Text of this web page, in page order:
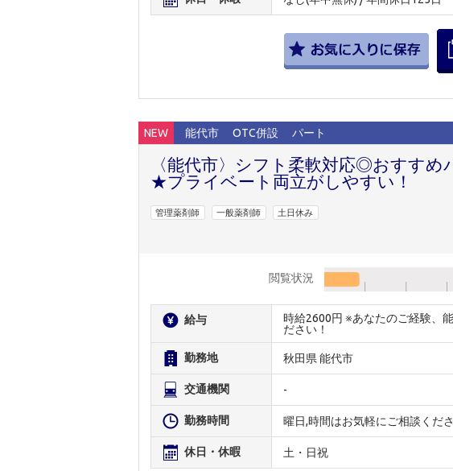
NEW 能代市 OTC併設 パート
〈能代市〉シフト柔軟対応◎おすす
★プライベート両立がしやすい！
管理薬剤師 一般薬剤師 土日休み
閲覧状況
給与
時給2600円 ※あなたのご経験、
ださい！
勤務地 秋田県 能代市
交通機関 -
勤務時間 曜日,時間はお気軽にご相談くだ
休日・休暇 土・日祝